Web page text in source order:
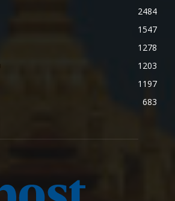
2484
1547
1278
1203
1197
683